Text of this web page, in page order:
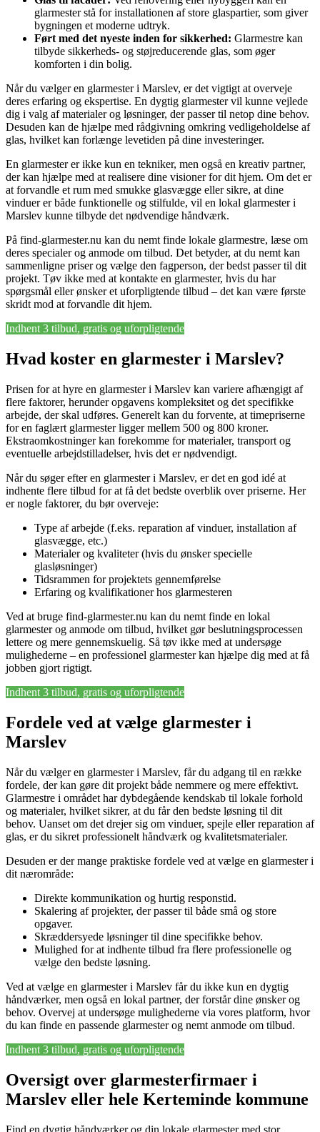
glarmester stå for installationen af store glaspartier, som giver
bygningen et moderne udtryk.
Ført med det nyeste inden for sikkerhed: Glarmestre kan
tilbyde sikkerheds- og støjreducerende glas, som øger
komforten i din bolig.
Når du vælger en glarmester i Marslev, er det vigtigt at overveje
deres erfaring og ekspertise. En dygtig glarmester vil kunne vejlede
dig i valg af materialer og løsninger, der passer til netop dine behov.
Desuden kan de hjælpe med rådgivning omkring vedligeholdelse af
glas, hvilket kan forlænge levetiden på dine investeringer.
En glarmester er ikke kun en tekniker, men også en kreativ partner,
der kan hjælpe med at realisere dine visioner for dit hjem. Om det er
at forvandle et rum med smukke glasvægge eller sikre, at dine
vinduer er både funktionelle og stilfulde, vil en lokal glarmester i
Marslev kunne tilbyde det nødvendige håndværk.
På find-glarmester.nu kan du nemt finde lokale glarmestre, læse om
deres specialer og anmode om tilbud. Det betyder, at du nemt kan
sammenligne priser og vælge den fagperson, der bedst passer til dit
projekt. Tøv ikke med at kontakte en glarmester, hvis du har
spørgsmål eller ønsker et uforpligtende tilbud – det kan være første
skridt mod at forvandle dit hjem.
Indhent 3 tilbud, gratis og uforpligtende
Hvad koster en glarmester i Marslev?
Prisen for at hyre en glarmester i Marslev kan variere afhængigt af
flere faktorer, herunder opgavens kompleksitet og det specifikke
arbejde, der skal udføres. Generelt kan du forvente, at timepriserne
for en faglært glarmester ligger mellem 500 og 800 kroner.
Ekstraomkostninger kan forekomme for materialer, transport og
eventuelle arbejdstilladelser, hvis det er nødvendigt.
Når du søger efter en glarmester i Marslev, er det en god idé at
indhente flere tilbud for at få det bedste overblik over priserne. Her
er nogle faktorer, du bør overveje:
Type af arbejde (f.eks. reparation af vinduer, installation af
glasvægge, etc.)
Materialer og kvaliteter (hvis du ønsker specielle
glasløsninger)
Tidsrammen for projektets gennemførelse
Erfaring og kvalifikationer hos glarmesteren
Ved at bruge find-glarmester.nu kan du nemt finde en lokal
glarmester og anmode om tilbud, hvilket gør beslutningsprocessen
lettere og mere gennemskuelig. Så tøv ikke med at undersøge
mulighederne – en professionel glarmester kan hjælpe dig med at få
jobben gjort rigtigt.
Indhent 3 tilbud, gratis og uforpligtende
Fordele ved at vælge glarmester i
Marslev
Når du vælger en glarmester i Marslev, får du adgang til en række
fordele, der kan gøre dit projekt både nemmere og mere effektivt.
Glarmestre i området har dybdegående kendskab til lokale forhold
og materialer, hvilket sikrer, at du får den bedste løsning til dit
behov. Uanset om det drejer sig om vinduer, spejle eller reparation af
glas, er du sikret professionelt håndværk og kvalitetsmaterialer.
Desuden er der mange praktiske fordele ved at vælge en glarmester i
dit nærområde:
Direkte kommunikation og hurtig responstid.
Skalering af projekter, der passer til både små og store
opgaver.
Skræddersyede løsninger til dine specifikke behov.
Mulighed for at indhente tilbud fra flere professionelle og
vælge den bedste løsning.
Ved at vælge en glarmester i Marslev får du ikke kun en dygtig
håndværker, men også en lokal partner, der forstår dine ønsker og
behov. Overvej at undersøge mulighederne via vores platform, hvor
du kan finde en passende glarmester og nemt anmode om tilbud.
Indhent 3 tilbud, gratis og uforpligtende
Oversigt over glarmesterfirmaer i
Marslev eller hele Kerteminde kommune
Find en dygtig håndværker og din lokale glarmester med stor